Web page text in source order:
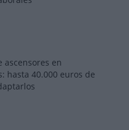
ascensores en
hasta 40.000 euros de